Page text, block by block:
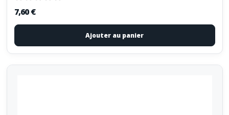
7,60 €
Ajouter au panier